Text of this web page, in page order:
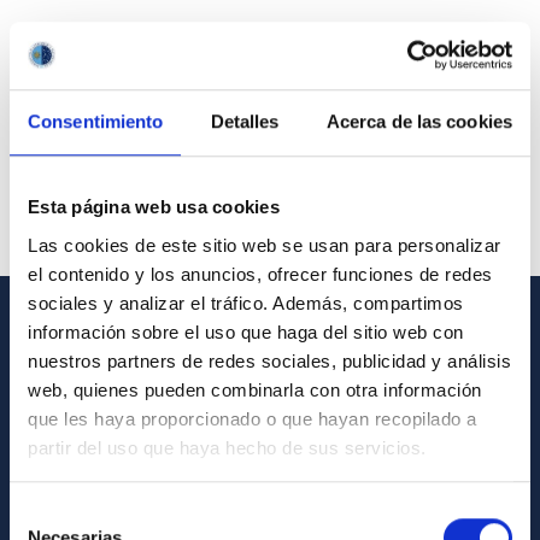
Consentimiento Detalles Acerca de las cookies
Esta página web usa cookies
Las cookies de este sitio web se usan para personalizar
el contenido y los anuncios, ofrecer funciones de redes
sociales y analizar el tráfico. Además, compartimos
información sobre el uso que haga del sitio web con
nuestros partners de redes sociales, publicidad y análisis
web, quienes pueden combinarla con otra información
que les haya proporcionado o que hayan recopilado a
partir del uso que haya hecho de sus servicios.
Contact
How to get to the IAC
List of personnel